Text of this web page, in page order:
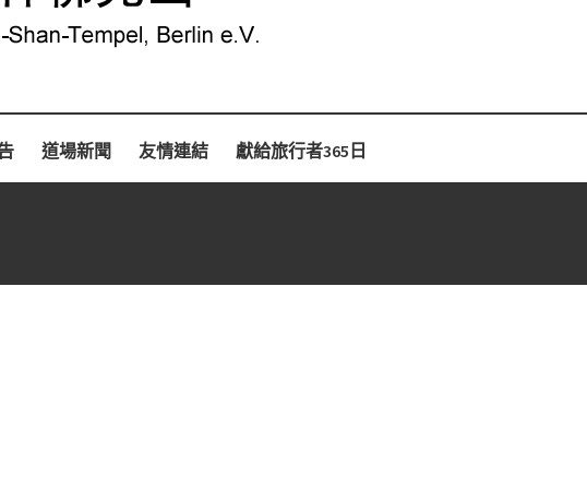
道場新聞 友情連結 獻給旅行者365日